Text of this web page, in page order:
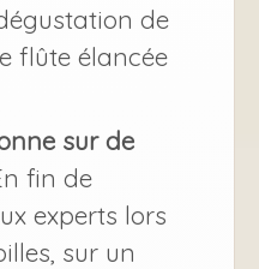
de
flûte élancée
sur de
fin de
experts lors
sur un